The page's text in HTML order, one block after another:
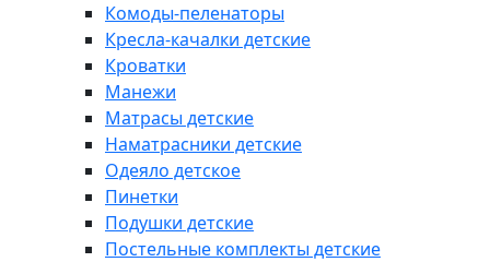
Комоды-пеленаторы
Кресла-качалки детские
Кроватки
Манежи
Матрасы детские
Наматрасники детские
Одеяло детское
Пинетки
Подушки детские
Постельные комплекты детские